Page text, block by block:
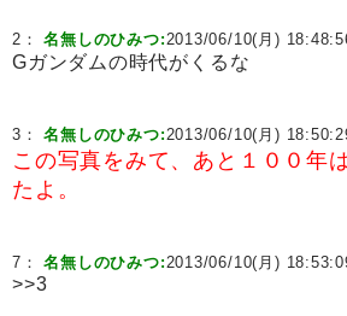
2：名無しのひみつ:2013/06/10(月)
Gガンダムの時代がくるな
3：名無しのひみつ:2013/06/10(月)
この写真をみて、あと１００年
たよ。
7：名無しのひみつ:2013/06/10(月)
>>3